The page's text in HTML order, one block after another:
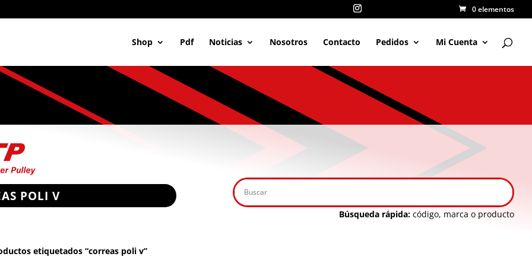
0 elementos
Shop Pdf Noticias Nosotros Contacto Pedidos Mi Cuenta
POLI V
Búsqueda rápida: código, marca o producto
etiquetados “correas poli v”